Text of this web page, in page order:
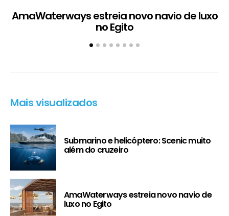
AmaWaterways estreia novo navio de luxo
no Egito
Mais visualizados
Submarino e helicóptero: Scenic muito
além do cruzeiro
AmaWaterways estreia novo navio de
luxo no Egito